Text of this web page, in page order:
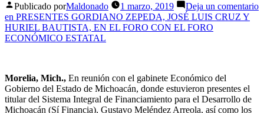
Publicado porMaldonado 1 marzo, 2019
Deja un comentario
en PRESENTES GORDIANO ZEPEDA, JOSÉ LUIS CRUZ Y
HURIEL BAUTISTA, EN EL FORO CON EL FORO
ECONÓMICO ESTATAL
Morelia, Mich., En reunión con el gabinete Económico del
Gobierno del Estado de Michoacán, donde estuvieron presentes el
titular del Sistema Integral de Financiamiento para el Desarrollo de
Michoacán (Sí Financia), Gustavo Meléndez Arreola, así como los